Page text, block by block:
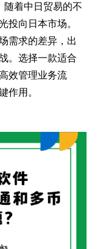
着中日贸易的不
投向日本市场。
需求的差异，出
。选择一款适合
效管理业务流
作用。